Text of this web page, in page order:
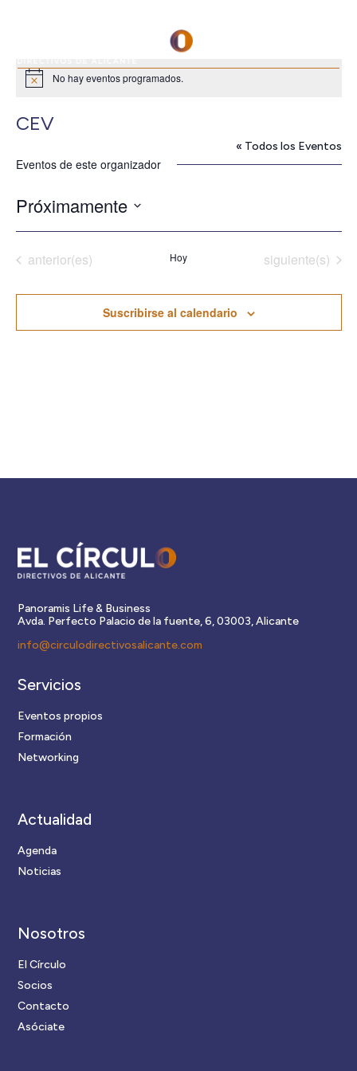
Aviso No hay eventos programados.
CEV
« Todos los Eventos
Eventos de este organizador
Próximamente
Eventos
anterior(es) Hoy Eventos
siguiente(s)
Suscribirse al calendario
Panoramis Life & Business
Avda. Perfecto Palacio de la fuente, 6, 03003, Alicante
info@circulodirectivosalicante.com
Servicios
Eventos propios
Formación
Networking
Actualidad
Agenda
Noticias
Nosotros
El Círculo
Socios
Contacto
Asóciate